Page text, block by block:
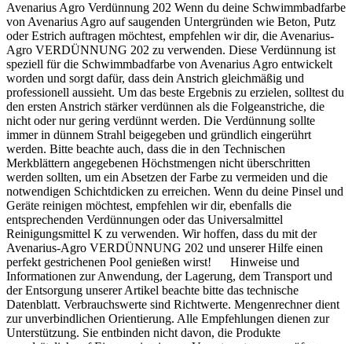
Avenarius Agro Verdünnung 202 Wenn du deine Schwimmbadfarbe
von Avenarius Agro auf saugenden Untergründen wie Beton, Putz
oder Estrich auftragen möchtest, empfehlen wir dir, die Avenarius-
Agro VERDÜNNUNG 202 zu verwenden. Diese Verdünnung ist
speziell für die Schwimmbadfarbe von Avenarius Agro entwickelt
worden und sorgt dafür, dass dein Anstrich gleichmäßig und
professionell aussieht. Um das beste Ergebnis zu erzielen, solltest du
den ersten Anstrich stärker verdünnen als die Folgeanstriche, die
nicht oder nur gering verdünnt werden. Die Verdünnung sollte
immer in dünnem Strahl beigegeben und gründlich eingerührt
werden. Bitte beachte auch, dass die in den Technischen
Merkblättern angegebenen Höchstmengen nicht überschritten
werden sollten, um ein Absetzen der Farbe zu vermeiden und die
notwendigen Schichtdicken zu erreichen. Wenn du deine Pinsel und
Geräte reinigen möchtest, empfehlen wir dir, ebenfalls die
entsprechenden Verdünnungen oder das Universalmittel
Reinigungsmittel K zu verwenden. Wir hoffen, dass du mit der
Avenarius-Agro VERDÜNNUNG 202 und unserer Hilfe einen
perfekt gestrichenen Pool genießen wirst! Hinweise und
Informationen zur Anwendung, der Lagerung, dem Transport und
der Entsorgung unserer Artikel beachte bitte das technische
Datenblatt. Verbrauchswerte sind Richtwerte. Mengenrechner dient
zur unverbindlichen Orientierung. Alle Empfehlungen dienen zur
Unterstützung. Sie entbinden nicht davon, die Produkte